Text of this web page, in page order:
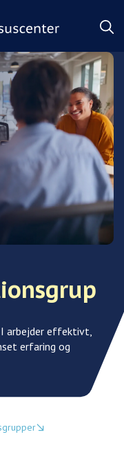
arbejder effektivt,
erfaring og